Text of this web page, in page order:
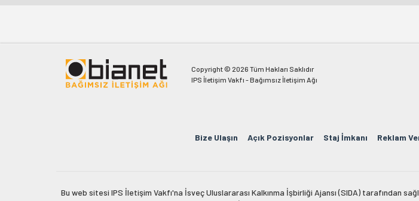
Copyright © 2026 Tüm Hakları Saklıdır
IPS İletişim Vakfı - Bağımsız İletişim Ağı
Bize Ulaşın Açık Pozisyonlar Staj İmkanı Reklam
Bu web sitesi IPS İletişim Vakfı'na İsveç Uluslararası Kalkınma İşbirliği Ajansı (SIDA) tarafından